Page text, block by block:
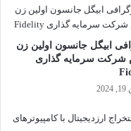
ابیگل جانسون اولین زن
شرکت سرمایه گذاری